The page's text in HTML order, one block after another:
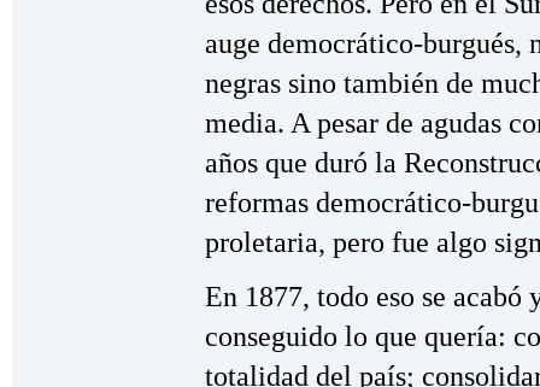
auge democrático-burgués,
negras sino también de
media. A pesar de agudas
años que duró la
reformas democrático-
proletaria, pero fue algo
En 1877, todo eso se
conseguido lo que quería:
totalidad del país;